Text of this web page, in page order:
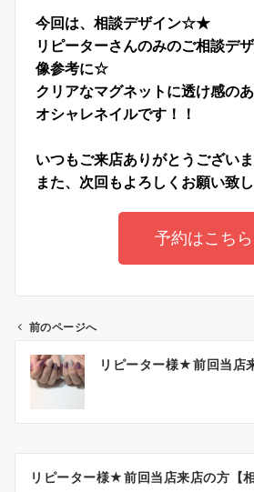
今回は、相談デザイン☆★
リピーターさんのみのご相談デ
像参考に☆
クリアなマグネットに透け感の
オシャレネイルです！！
いつもご来店ありがとうございま
また、次回もよろしくお願い致
予約はこちら
前のページへ
リピーター様★前回当店
リピーター様★前回当店来店の方【相